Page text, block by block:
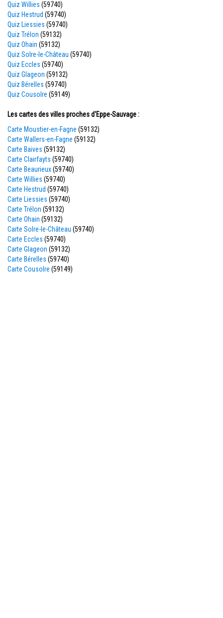
Quiz Willies (59740)
Quiz Hestrud (59740)
Quiz Liessies (59740)
Quiz Trélon (59132)
Quiz Ohain (59132)
Quiz Solre-le-Château (59740)
Quiz Eccles (59740)
Quiz Glageon (59132)
Quiz Bérelles (59740)
Quiz Cousolre (59149)
Les cartes des villes proches d'Eppe-Sauvage :
Carte Moustier-en-Fagne (59132)
Carte Wallers-en-Fagne (59132)
Carte Baives (59132)
Carte Clairfayts (59740)
Carte Beaurieux(59740)
Carte Willies (59740)
Carte Hestrud (59740)
Carte Liessies (59740)
Carte Trélon (59132)
Carte Ohain (59132)
Carte Solre-le-Château (59740)
Carte Eccles (59740)
Carte Glageon (59132)
Carte Bérelles (59740)
Carte Cousolre (59149)